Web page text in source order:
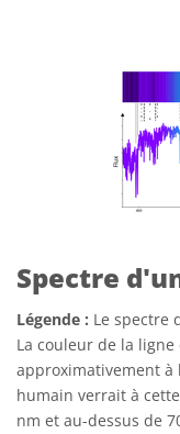
Spectre
Légende : Le spectre
La couleur de la
approximativement
humain verrait à
nm et au-dessus de